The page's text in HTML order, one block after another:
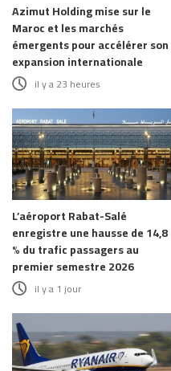
Azimut Holding mise sur le
Maroc et les marchés
émergents pour accélérer son
expansion internationale
il y a 23 heures
L’aéroport Rabat-Salé
enregistre une hausse de 14,8
% du trafic passagers au
premier semestre 2026
il y a 1 jour